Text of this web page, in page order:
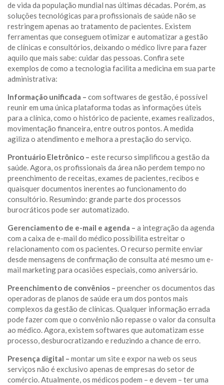
de vida da população mundial nas últimas décadas. Porém, as
soluções tecnológicas para profissionais de saúde não se
restringem apenas ao tratamento de pacientes. Existem
ferramentas que conseguem otimizar e automatizar a gestão
de clínicas e consultórios, deixando o médico livre para fazer
aquilo que mais sabe: cuidar das pessoas. Confira sete
exemplos de como a tecnologia facilita a medicina em sua parte
administrativa:
Informação unificada – com softwares de gestão, é possível
reunir em uma única plataforma todas as informações úteis
para a clínica, como o histórico de paciente, exames realizados,
movimentação financeira, entre outros pontos. A medida
agiliza o atendimento e melhora a prestação do serviço.
Prontuário Eletrônico – este recurso simplificou a gestão da
saúde. Agora, os profissionais da área não perdem tempo no
preenchimento de receitas, exames de pacientes, recibos e
quaisquer documentos inerentes ao funcionamento do
consultório. Resumindo: grande parte dos processos
burocráticos pode ser automatizado.
Gerenciamento de e-mail e agenda – a integração da agenda
com a caixa de e-mail do médico possibilita estreitar o
relacionamento com os pacientes. O recurso permite enviar
desde mensagens de confirmação de consulta até mesmo um e-
mail marketing para ocasiões especiais, como aniversário.
Preenchimento de convênios – preencher os documentos das
operadoras de planos de saúde era um dos pontos mais
complexos da gestão de clínicas. Qualquer informação errada
pode fazer com que o convênio não repasse o valor da consulta
ao médico. Agora, existem softwares que automatizam esse
processo, desburocratizando e reduzindo a chance de erro.
Presença digital – montar um site e expor na web os seus
serviços não é exclusivo apenas de empresas do setor de
comércio. Atualmente, os médicos podem – e devem – ter uma